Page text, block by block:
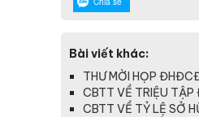
Bài viết khác:
THƯ MỜI HỌP
CBTT VỀ TRIỆU
CBTT VỀ TỶ LỆ SỞ